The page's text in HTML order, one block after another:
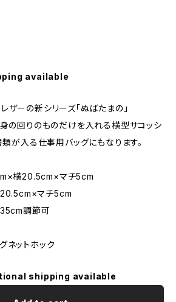
available
ザーの新シリーズ「ぬばたまの」
の回りのものだけを入れる横型サコッシ
が入る仕事用バッグにもなります。
横20.5cm×マチ5cm
マチ5cm
調節可
ネットホック
shipping available